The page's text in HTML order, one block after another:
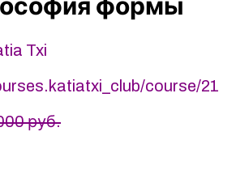
формы
Txi
course/21
руб.